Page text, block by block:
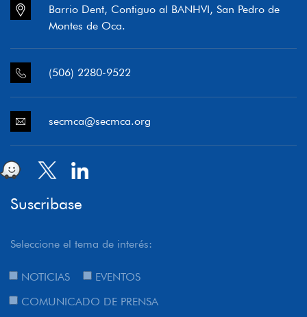
Barrio Dent, Contiguo al BANHVI, San Pedro de
Montes de Oca.
(506) 2280-9522
secmca@secmca.org
Suscribase
Seleccione el tema de interés:
NOTICIAS
EVENTOS
COMUNICADO DE PRENSA